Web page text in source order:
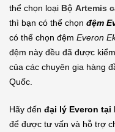
thể chọn loại Bộ Artemis
thì bạn có thể chọn đệm
có thể chọn đệm Everon
đệm này đều đã được
của các chuyên gia hàng
Quốc.
Hãy đến đại lý Everon tại
để được tư vấn và hỗ trợ